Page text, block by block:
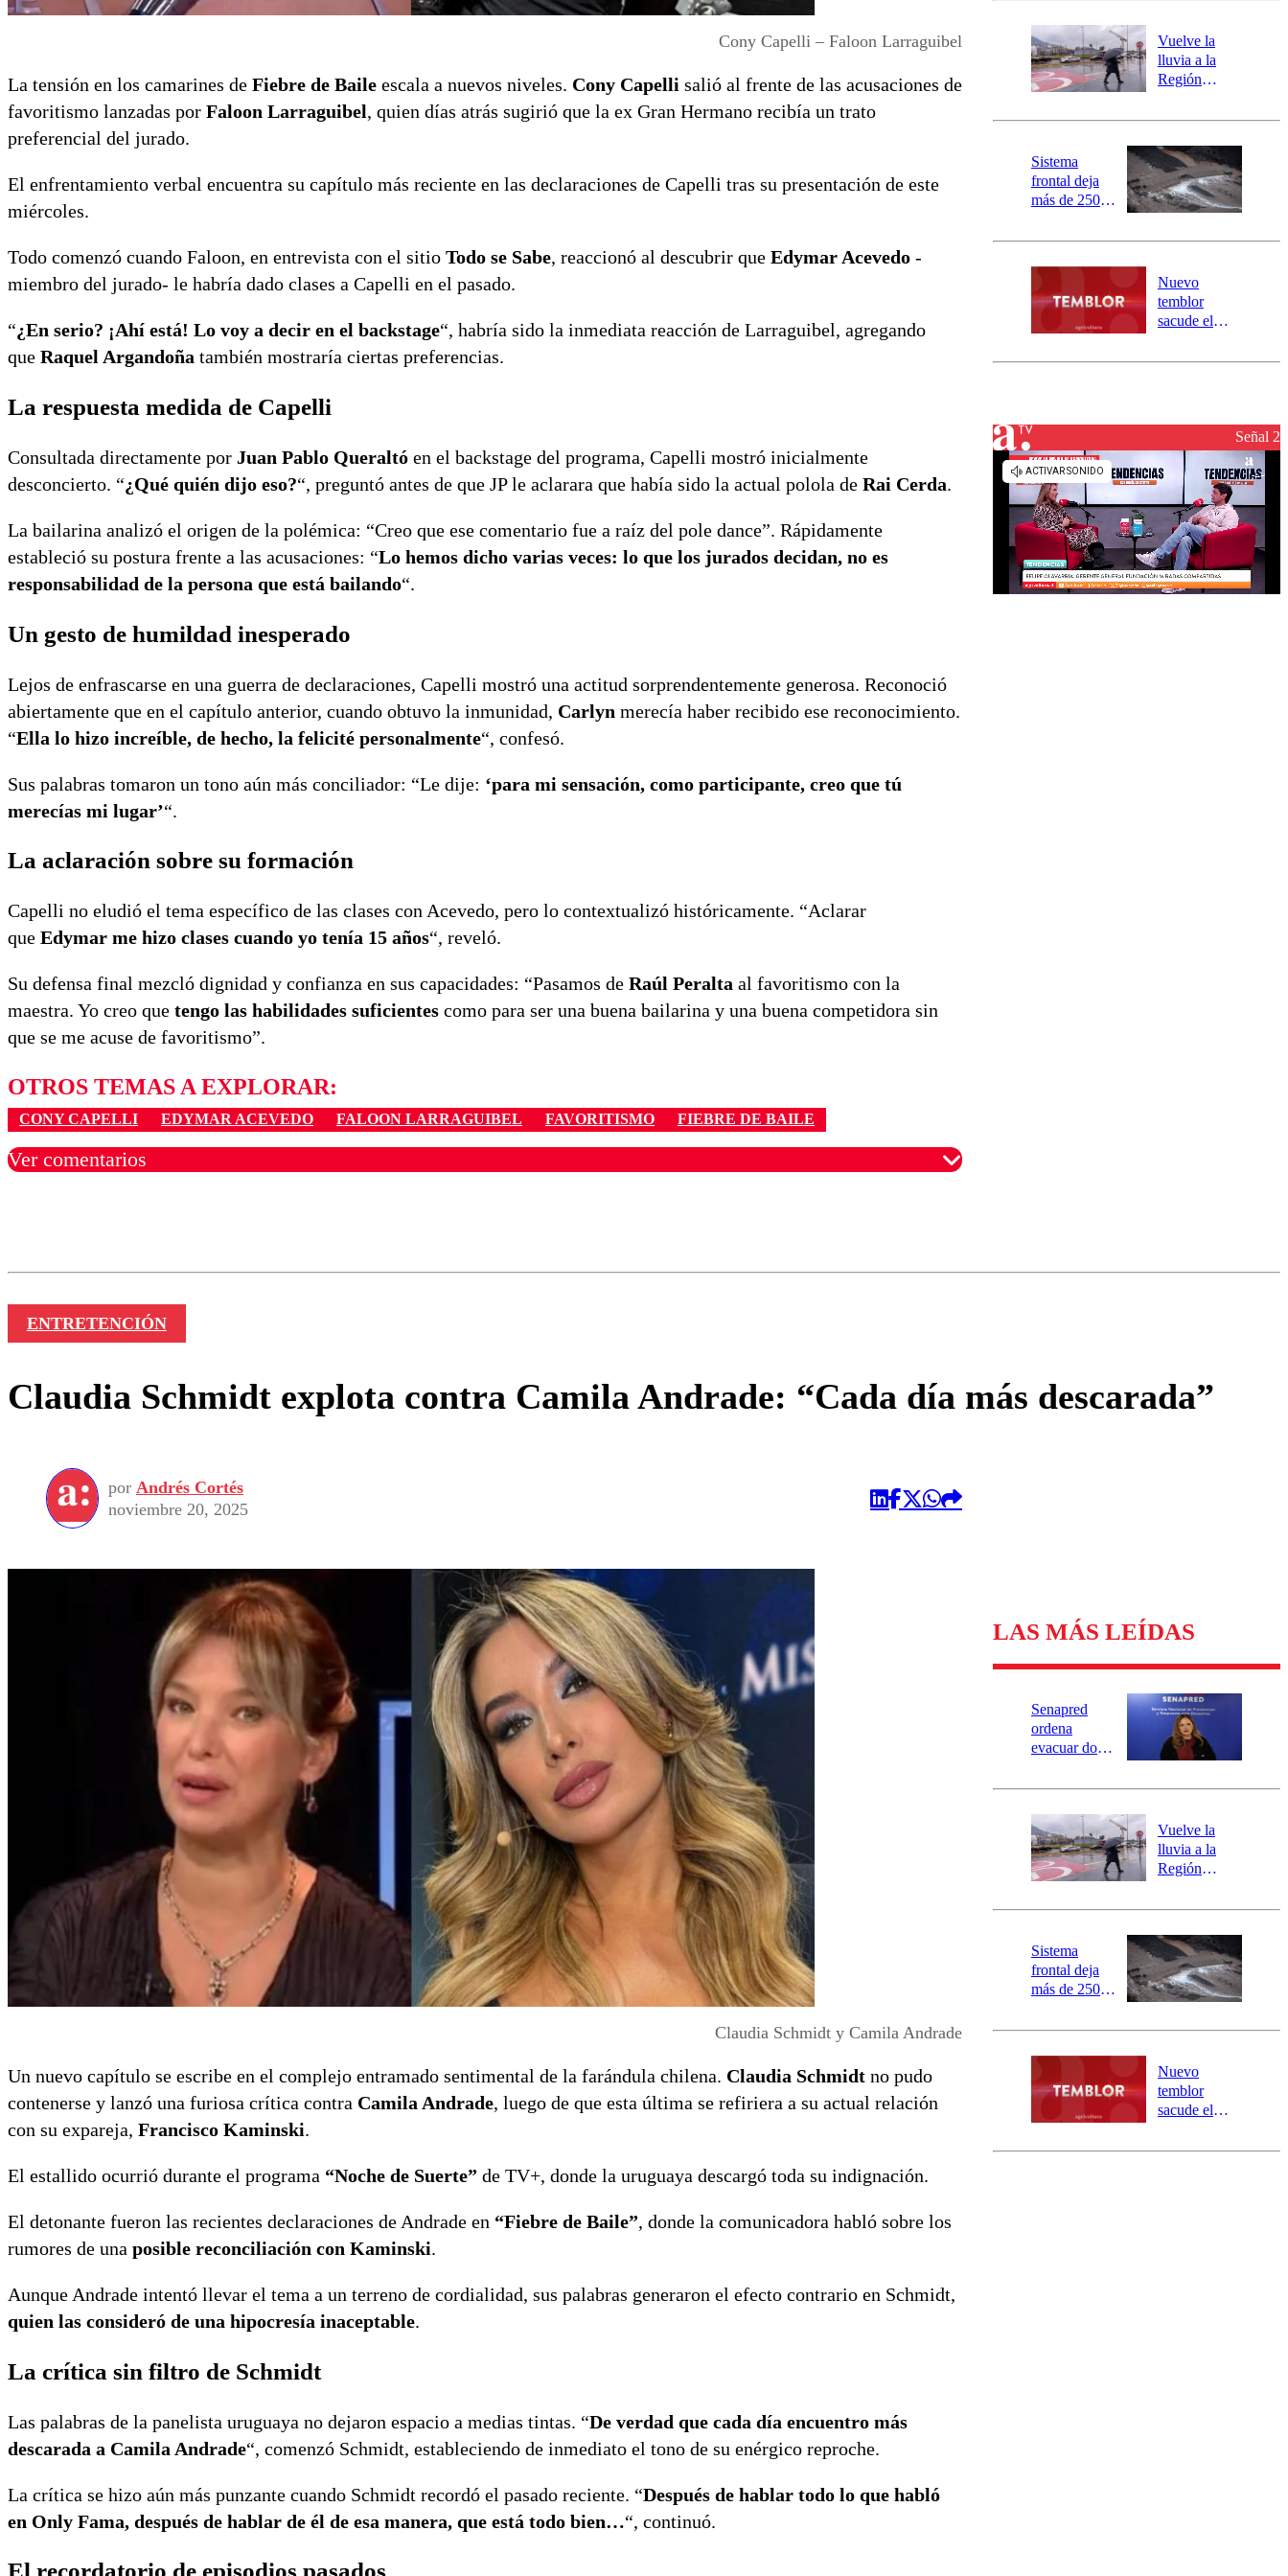
Cony Capelli – Faloon Larraguibel
La tensión en los camarines de Fiebre de Baile escala a nuevos niveles. Cony Capelli salió al frente de las acusaciones de
favoritismo lanzadas por Faloon Larraguibel, quien días atrás sugirió que la ex Gran Hermano recibía un trato
preferencial del jurado.
El enfrentamiento verbal encuentra su capítulo más reciente en las declaraciones de Capelli tras su presentación de este
miércoles.
Todo comenzó cuando Faloon, en entrevista con el sitio Todo se Sabe, reaccionó al descubrir que Edymar Acevedo -
miembro del jurado- le habría dado clases a Capelli en el pasado.
“¿En serio? ¡Ahí está! Lo voy a decir en el backstage“, habría sido la inmediata reacción de Larraguibel, agregando
que Raquel Argandoña también mostraría ciertas preferencias.
La respuesta medida de Capelli
Consultada directamente por Juan Pablo Queraltó en el backstage del programa, Capelli mostró inicialmente
desconcierto. “¿Qué quién dijo eso?“, preguntó antes de que JP le aclarara que había sido la actual polola de Rai Cerda.
La bailarina analizó el origen de la polémica: “Creo que ese comentario fue a raíz del pole dance”. Rápidamente
estableció su postura frente a las acusaciones: “Lo hemos dicho varias veces: lo que los jurados decidan, no es
responsabilidad de la persona que está bailando“.
Un gesto de humildad inesperado
Lejos de enfrascarse en una guerra de declaraciones, Capelli mostró una actitud sorprendentemente generosa. Reconoció
abiertamente que en el capítulo anterior, cuando obtuvo la inmunidad, Carlyn merecía haber recibido ese reconocimiento.
“Ella lo hizo increíble, de hecho, la felicité personalmente“, confesó.
Sus palabras tomaron un tono aún más conciliador: “Le dije: ‘para mi sensación, como participante, creo que tú
merecías mi lugar’“.
La aclaración sobre su formación
Capelli no eludió el tema específico de las clases con Acevedo, pero lo contextualizó históricamente. “Aclarar
que Edymar me hizo clases cuando yo tenía 15 años“, reveló.
Su defensa final mezcló dignidad y confianza en sus capacidades: “Pasamos de Raúl Peralta al favoritismo con la
maestra. Yo creo que tengo las habilidades suficientes como para ser una buena bailarina y una buena competidora sin
que se me acuse de favoritismo”.
OTROS TEMAS A EXPLORAR:
CONY CAPELLI EDYMAR ACEVEDO FALOON LARRAGUIBEL FAVORITISMO FIEBRE DE BAILE
Ver comentarios
río Damas:
activa
mensajería
SAE
Vuelve la
lluvia a la
Región
este es el
la DMC para
este viernes
Sistema
frontal deja
más de 250
y 317
aisladas entre
Valparaíso y
Los Ríos
Nuevo
temblor
sacude el
revisa la
Señal 2
ENTRETENCIÓN
Claudia Schmidt explota contra Camila Andrade: “Cada día más descarada”
por Andrés Cortés
noviembre 20, 2025
Claudia Schmidt y Camila Andrade
Un nuevo capítulo se escribe en el complejo entramado sentimental de la farándula chilena. Claudia Schmidt no pudo
contenerse y lanzó una furiosa crítica contra Camila Andrade, luego de que esta última se refiriera a su actual relación
con su expareja, Francisco Kaminski.
El estallido ocurrió durante el programa “Noche de Suerte” de TV+, donde la uruguaya descargó toda su indignación.
El detonante fueron las recientes declaraciones de Andrade en “Fiebre de Baile”, donde la comunicadora habló sobre los
rumores de una posible reconciliación con Kaminski.
Aunque Andrade intentó llevar el tema a un terreno de cordialidad, sus palabras generaron el efecto contrario en Schmidt,
quien las consideró de una hipocresía inaceptable.
La crítica sin filtro de Schmidt
Las palabras de la panelista uruguaya no dejaron espacio a medias tintas. “De verdad que cada día encuentro más
descarada a Camila Andrade“, comenzó Schmidt, estableciendo de inmediato el tono de su enérgico reproche.
La crítica se hizo aún más punzante cuando Schmidt recordó el pasado reciente. “Después de hablar todo lo que habló
en Only Fama, después de hablar de él de esa manera, que está todo bien…“, continuó.
LAS MÁS LEÍDAS
Senapred
ordena
evacuar dos
Carahue por
río Damas:
activa
mensajería
SAE
Vuelve la
lluvia a la
Región
este es el
la DMC para
este viernes
Sistema
frontal deja
más de 250
y 317
aisladas entre
Valparaíso y
Los Ríos
Nuevo
temblor
sacude el
revisa la